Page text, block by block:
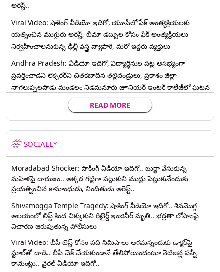
అరెస్ట్..
Viral Video: షాకింగ్ వీడియో ఇదిగో, యూపీలో ఫేక్ అంత్యక్రియలకు
యత్నించిన ముగ్గురు అరెస్ట్, బీమా డబ్బుల కోసం ఫేక్ అంత్యక్రియలు
నిర్వహించాలనుకున్న ఢిల్లీ వస్త్ర వ్యాపారి, మరో ఇద్దరు వ్యక్తులు
Andhra Pradesh: వీడియో ఇదిగో, విద్యార్థినుల పట్ల అసభ్యంగా
ప్రవర్తించాడని లెక్చ‌ర‌ర్‌ని చిత‌క‌బాదిన త‌ల్లిదండ్రులు, ప్రకాశం జిల్లా
నాగలుప్పలపాడు మండలం నిడమనూరు జూనియర్ ఇంటర్ కాలేజీలో ఘటన
READ MORE
SOCIALLY
Moradabad Shocker: షాకింగ్ వీడియో ఇదిగో.. బుర్ఖా వేసుకున్న
మహిళపై దారుణం.. అక్కడ గట్టిగా పట్టుకుని ముద్దు పెట్టుకునేందుకు
ప్రయత్నించిన కామాంధుడు, నిందితుడు అరెస్ట్..
Shivamogga Temple Tragedy: షాకింగ్ వీడియో ఇదిగో.. శివమొగ్గ
ఆలయంలో లిఫ్ట్ కింద చిక్కుకుని రిటైర్డ్ ఇంజినీర్ మృతి.. భద్రతా లోపాలపై
విచారణ జరుపుతున్న పోలీసులు
Viral Video: బీపీ టెస్ట్‌ కోసం పది నిమిషాలు ఆగమన్నందుకు డాక్టర్‌పై
స్టూల్‌తో దాడి.. బీపీ చెక్ చేయకుండానే తేలిపోయిందంటూ నెటిజన్ల ఫన్నీ
కామెంట్లు.. వైరల్ వీడియో ఇదిగో..